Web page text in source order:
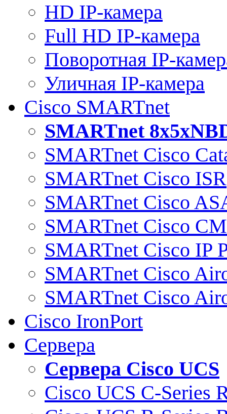
HD IP-камера
Full HD IP-камера
Поворотная IP-
Уличная IP-камера
Cisco SMARTnet
SMARTnet
SMARTnet Cisco
SMARTnet Cisco ISR
SMARTnet Cisco
SMARTnet Cisco
SMARTnet Cisco IP
SMARTnet Cisco
SMARTnet Cisco
Cisco IronPort
Сервера
Сервера Cisco UCS
Cisco UCS C-Series